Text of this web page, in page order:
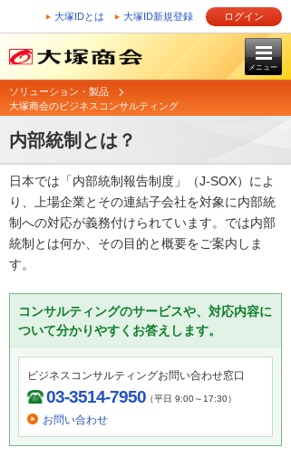
大塚IDとは 大塚ID新規登録 ログイン
メニュー
ソリューション・製品
大塚商会のビジネスコンサルティング
内部統制とは？
日本では「内部統制報告制度」（J-SOX）によ
り、上場企業とその連結子会社を対象に内部統
制への対応が義務付けられています。では内部
統制とは何か、その目的と概要をご案内しま
す。
コンサルティングのサービスや、対応内容に
ついて分かりやすくお答えします。
ビジネスコンサルティングお問い合わせ窓口
03-3514-7950（平日 9:00～17:30）
お問い合わせ